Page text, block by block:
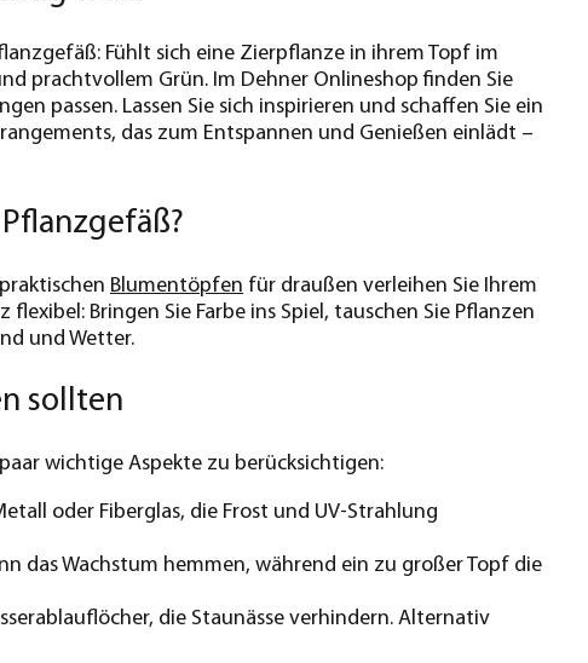
Fühlt sich eine Zierpflanze in ihrem Topf im
prachtvollem Grün. Im Dehner Onlineshop finden Sie
passen. Lassen Sie sich inspirieren und schaffen Sie ein
das zum Entspannen und Genießen einlädt –
Blumentöpfen für draußen verleihen Sie Ihrem
Bringen Sie Farbe ins Spiel, tauschen Sie Pflanzen
und Wetter.
sollten
wichtige Aspekte zu berücksichtigen:
oder Fiberglas, die Frost und UV-Strahlung
das Wachstum hemmen, während ein zu großer Topf die
die Staunässe verhindern. Alternativ